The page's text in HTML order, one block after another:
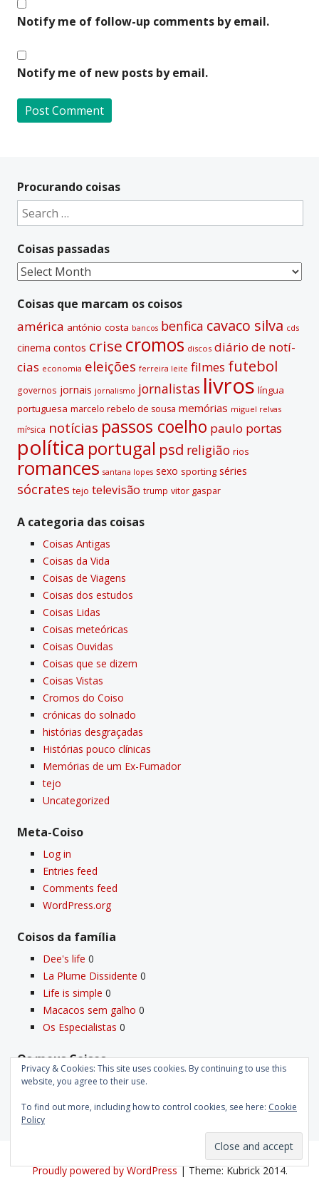
Notify me of follow-up comments by email.
Notify me of new posts by email.
t
e
a
t
i
v
Procurando coisas
Search
for:
Coisas passadas
Coisas
Coisas que marcam os coisos
américa antónio costa bancos benfica cavaco silva cds
cinema contos crise cromos discos diário de notí­
cias economia eleições ferreira leite filmes futebol
governos jornais jornalismo jornalistas livros lí­ngua
portuguesa marcelo rebelo de sousa memórias miguel relvas
míºsica notí­cias passos coelho paulo portas
polí­tica portugal psd religião rios
romances santana lopes sexo sporting séries
sócrates tejo televisão trump vitor gaspar
A categoria das coisas
Coisas Antigas
Coisas da Vida
Coisas de Viagens
Coisas dos estudos
Coisas Lidas
Coisas meteóricas
Coisas Ouvidas
Coisas que se dizem
Coisas Vistas
Cromos do Coiso
crónicas do solnado
histórias desgraçadas
Histórias pouco clí­nicas
Memórias de um Ex-Fumador
tejo
Uncategorized
Meta-Coiso
Log in
Entries feed
Comments feed
WordPress.org
Coisos da famí­lia
Dee's life 0
La Plume Dissidente 0
Life is simple 0
Macacos sem galho 0
Os Especialistas 0
Os meus Coisos
Deus0
Privacy & Cookies: This site uses cookies. By continuing to use this
website, you agree to their use.
To find out more, including how to control cookies, see here: Cookie
Policy
Proudly powered by WordPress |Theme: Kubrick 2014.